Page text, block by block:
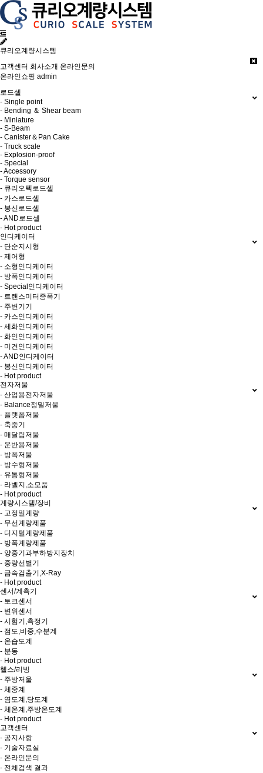
큐리오계량시스템
고객센터 회사소개 온라인문의
온라인쇼핑 admin
로드셀
- Single point
- Bending ＆ Shear beam
- Miniature
- S-Beam
- Canister＆Pan Cake
- Truck scale
- Explosion-proof
- Special
- Accessory
- Torque sensor
- 큐리오텍로드셀
- 카스로드셀
- 봉신로드셀
- AND로드셀
- Hot product
인디케이터
- 단순지시형
- 제어형
- 소형인디케이터
- 방폭인디케이터
- Special인디케이터
- 트랜스미터증폭기
- 주변기기
- 카스인디케이터
- 세화인디케이터
- 화인인디케이터
- 미건인디케이터
- AND인디케이터
- 봉신인디케이터
- Hot product
전자저울
- 산업용전자저울
- Balance정밀저울
- 플랫폼저울
- 축중기
- 매달림저울
- 운반용저울
- 방폭저울
- 방수형저울
- 유통형저울
- 라벨지,소모품
- Hot product
계량시스템/장비
- 고정밀계량
- 무선계량제품
- 디지털계량제품
- 방폭계량제품
- 양중기과부하방지장치
- 중량선별기
- 금속검출기,X-Ray
- Hot product
센서/계측기
- 토크센서
- 변위센서
- 시험기,측정기
- 점도,비중,수분계
- 온습도계
- 분동
- Hot product
헬스/리빙
- 주방저울
- 체중계
- 염도계,당도계
- 체온계,주방온도계
- Hot product
고객센터
- 공지사항
- 기술자료실
- 온라인문의
- 전체검색 결과